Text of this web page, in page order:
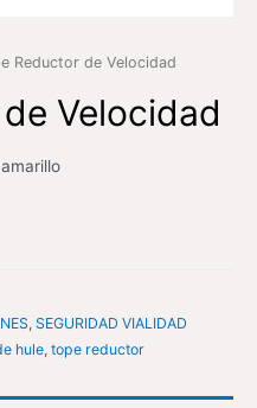
Reductor de Velocidad
Velocidad
, SEGURIDAD VIALIDAD
hule, tope reductor